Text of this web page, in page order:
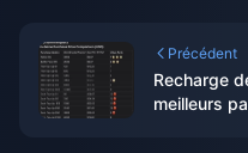
Précédent
Recharge
meilleurs